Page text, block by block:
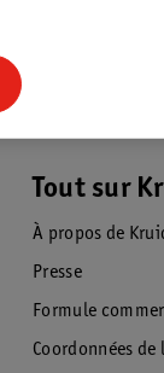
Tout sur
À propos de
Presse
Formule
Coordonnées de